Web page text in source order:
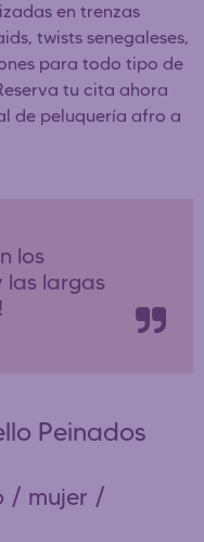
en trenzas
twists senegaleses,
para todo tipo de
tu cita ahora
de peluquería afro a
los
las largas
Peinados
/ mujer /